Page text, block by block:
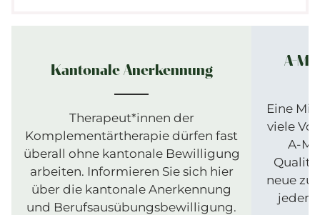
Kantonale Anerkennung
Therapeut*innen der
Komplementärtherapie dürfen fast
überall ohne kantonale Bewilligung
arbeiten. Informieren Sie sich hier
über die kantonale Anerkennung
und Berufsausübungsbewilligung.
A-
Eine
viele
A-
neue